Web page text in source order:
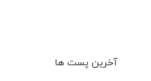
آخرین پست‌ ها